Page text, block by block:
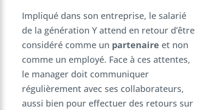
Impliqué dans son entreprise, le salarié
de la génération Y attend en retour d’être
considéré comme un partenaire et non
comme un employé. Face à ces attentes,
le manager doit communiquer
régulièrement avec ses collaborateurs,
aussi bien pour effectuer des retours sur